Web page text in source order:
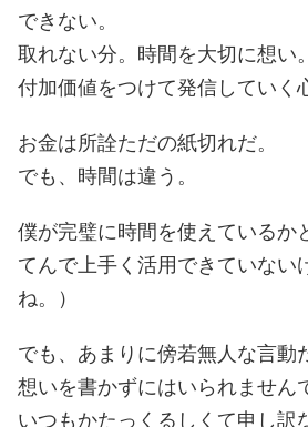
できない。
取れない分。時間を大切に想い
付加価値をつけて発信していく
お金は所詮ただの紙切れだ。
でも、時間は違う。
僕が完璧に時間を使えているか
てんで上手く活用できていない
ね。）
でも、あまりに傍若無人な言動
想いを書かずにはいられません
いつもかたっくるしくて申し訳